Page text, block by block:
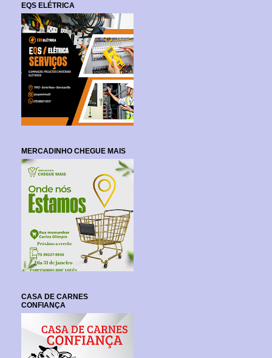
EQS ELÉTRICA
MERCADINHO CHEGUE MAIS
CASA DE CARNES
CONFIANÇA